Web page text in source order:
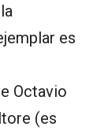
es
Octavio
(es